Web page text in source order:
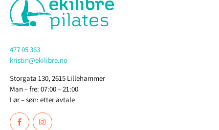
477 05 363
kristin@ekilibre.no
Storgata 130, 2615 Lillehammer
Man – fre: 07:00 – 21:00
Lør – søn: etter avtale